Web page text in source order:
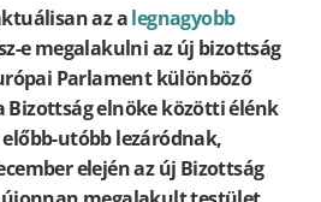
az alegnagyobb
e megalakulni az új bizottság
Parlament különböző
Bizottság elnöke közötti élénk
utóbb lezáródnak,
elején az új Bizottság